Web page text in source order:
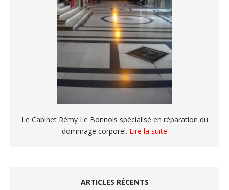
Le Cabinet Rémy Le Bonnois spécialisé en réparation du
dommage corporel. Lire la suite
ARTICLES RÉCENTS